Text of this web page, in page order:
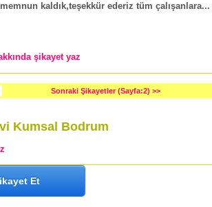
kaldık,teşekkür ederiz tüm çalışanlara...
şikayet yaz
Sonraki Şikayetler (Sayfa:2) >>
Kumsal Bodrum
Et